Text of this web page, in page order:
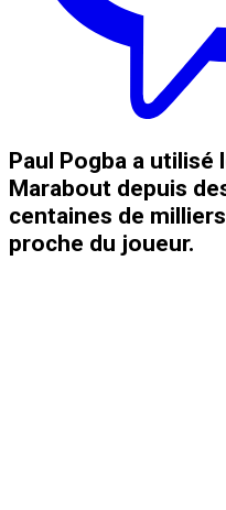
Paul Pogba a utilisé
Marabout depuis
centaines de
proche du joueur.